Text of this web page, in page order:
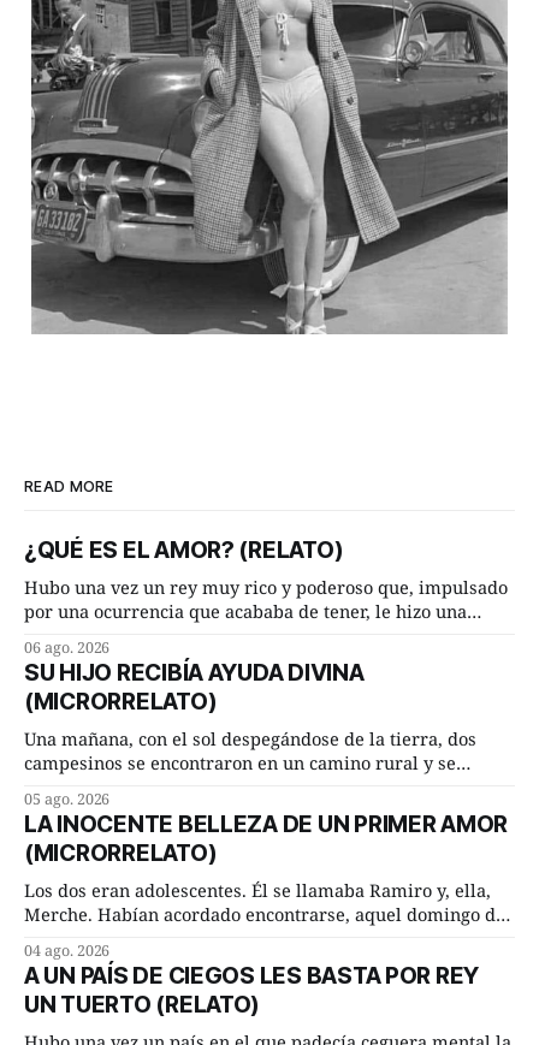
READ MORE
¿QUÉ ES EL AMOR? (RELATO)
Hubo una vez un rey muy rico y poderoso que, impulsado
por una ocurrencia que acababa de tener, le hizo una
Dime, hombre sabio, ¿qué es el amor según tú? Su
consejero, que era muy prudente y astuto le respondió de
inmediato:
06 ago. 2026
SU HIJO RECIBÍA AYUDA DIVINA
(MICRORRELATO)
Una mañana, con el sol despegándose de la tierra, dos
campesinos se encontraron en un camino rural y se
remolachas, Manuel? —quiso saber uno. —Eso acabo de
hacer, Paco. ¿Cómo va ese maíz tuyo? --se interesó el otro.
—De momento mejor
05 ago. 2026
LA INOCENTE BELLEZA DE UN PRIMER AMOR
(MICRORRELATO)
Los dos eran adolescentes. Él se llamaba Ramiro y, ella,
Merche. Habían acordado encontrarse, aquel domingo de
lugar del río que debía este nombre a la pronunciada
curva que la corriente fluvial presentaba en aquel punto.
Habían dispuesto que
04 ago. 2026
A UN PAÍS DE CIEGOS LES BASTA POR REY
UN TUERTO (RELATO)